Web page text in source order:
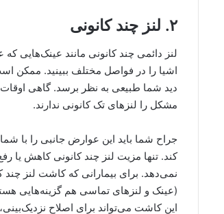
۲. لنز چند کانونی
لنز دائمی چند کانونی مانند
اشیا را در فواصل مختلف ببینید. ممکن
دید شما طبیعی به نظر برسد. گاهی
مشکل را لنزهای تک کانونی ندارند.
جراح شما باید این عوارض جانبی را با
کند. تنها مزیت لنز چند کانونی کاهش یا
نمی‌دهد. برای بیمارانی که کاشت لنز
(عینک و لنزهای تماسی هم گزینه‌هایی
این کاشت می‌تواند برای اصلاح